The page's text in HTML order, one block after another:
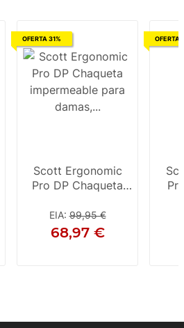
OFERTA 31%
Scott Ergonomic
Pro DP Chaqueta
damas, amarillo
EIA:99,95 €
68,97 €
OFERTA